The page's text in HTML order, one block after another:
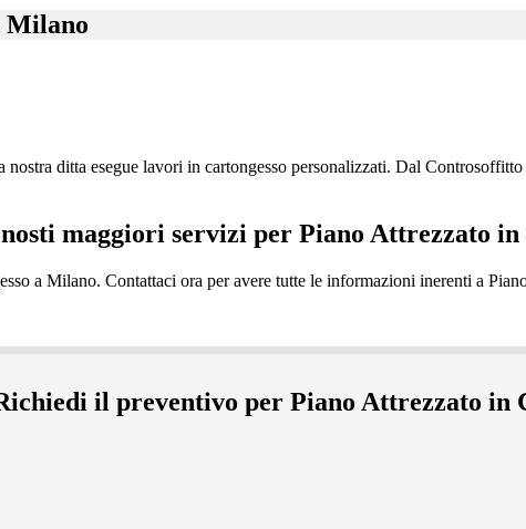
Milano
ditta esegue lavori in cartongesso personalizzati. Dal
maggiori servizi per Piano Attrezzato in
il preventivo per Piano Attrezzato in